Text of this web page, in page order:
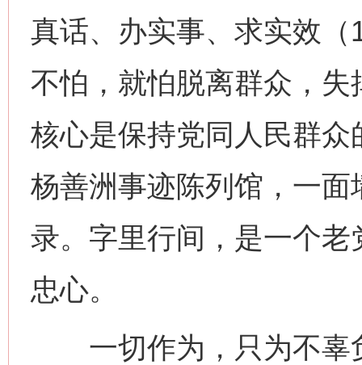
真话、办实事、求实效（
不怕，就怕脱离群众，失
核心是保持党同人民群
杨善洲事迹陈列馆，一
录。字里行间，是一个
忠心。
一切作为，只为不辜